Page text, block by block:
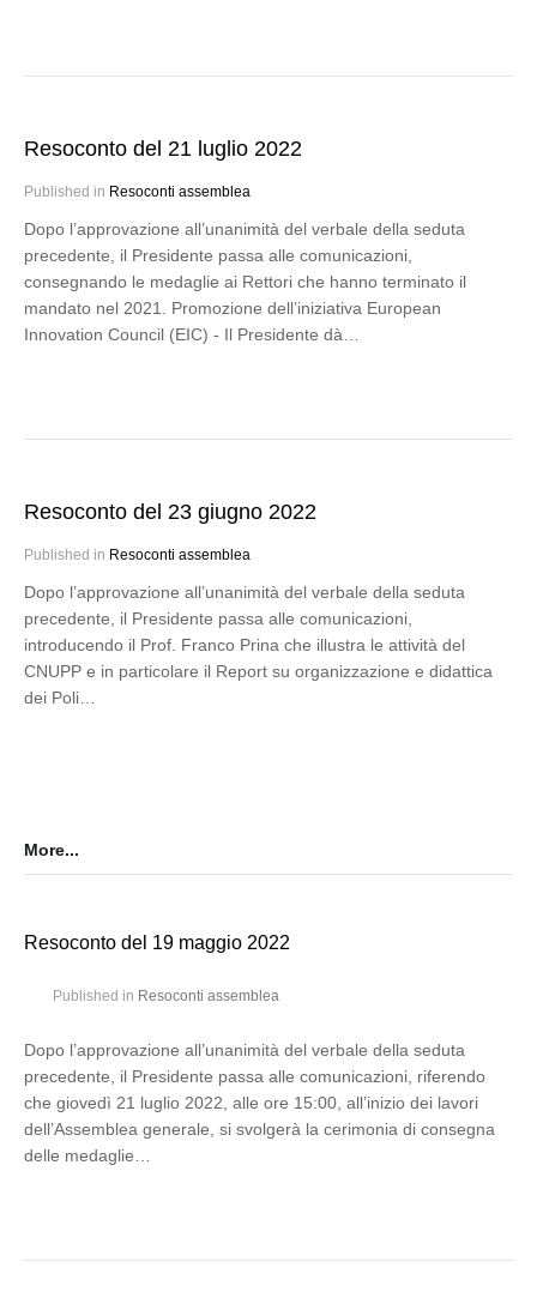
Resoconto del 21 luglio 2022
Published in Resoconti assemblea
Dopo l’approvazione all’unanimità del verbale della seduta
precedente, il Presidente passa alle comunicazioni,
consegnando le medaglie ai Rettori che hanno terminato il
mandato nel 2021. Promozione dell’iniziativa European
Innovation Council (EIC) - Il Presidente dà…
Resoconto del 23 giugno 2022
Published in Resoconti assemblea
Dopo l’approvazione all’unanimità del verbale della seduta
precedente, il Presidente passa alle comunicazioni,
introducendo il Prof. Franco Prina che illustra le attività del
CNUPP e in particolare il Report su organizzazione e didattica
dei Poli…
More...
Resoconto del 19 maggio 2022
Published in Resoconti assemblea
Dopo l’approvazione all’unanimità del verbale della seduta
precedente, il Presidente passa alle comunicazioni, riferendo
che giovedì 21 luglio 2022, alle ore 15:00, all’inizio dei lavori
dell’Assemblea generale, si svolgerà la cerimonia di consegna
delle medaglie…